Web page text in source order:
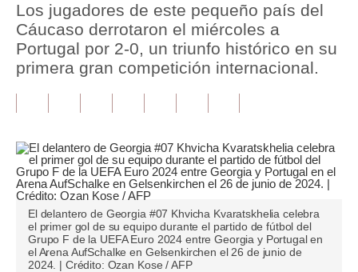
Política
Tu Dinero
Finanzas Personales
Plus G
Opinión
Editorial
Pregunta de hoy
Los jugadores de este pequeño país del
Cáucaso derrotaron el miércoles a
Portugal por 2-0, un triunfo histórico en su
primera gran competición internacional.
El delantero de Georgia #07 Khvicha Kvaratskhelia celebra
el primer gol de su equipo durante el partido de fútbol del
Grupo F de la UEFA Euro 2024 entre Georgia y Portugal en
el Arena AufSchalke en Gelsenkirchen el 26 de junio de
2024. | Crédito: Ozan Kose / AFP